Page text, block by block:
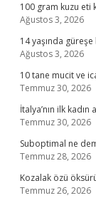
100 gram kuzu eti
Ağustos 3, 2026
14 yaşında güreşe
Ağustos 3, 2026
10 tane mucit ve
Temmuz 30, 2026
İtalya’nın ilk kadın
Temmuz 30, 2026
Suboptimal ne
Temmuz 28, 2026
Kozalak özü
Temmuz 26, 2026